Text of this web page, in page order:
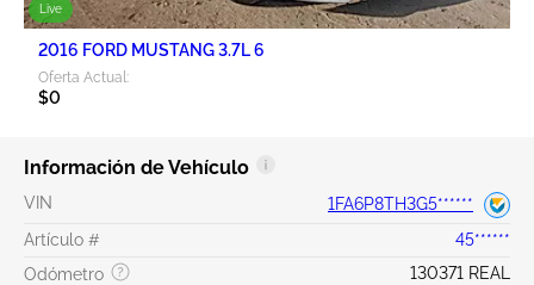
Live
2016 FORD MUSTANG 3.7L 6
Oferta Actual:
$0
Información de Vehículo
VIN
1FA6P8TH3G5******
Artículo #
45******
Odómetro
130371 REAL